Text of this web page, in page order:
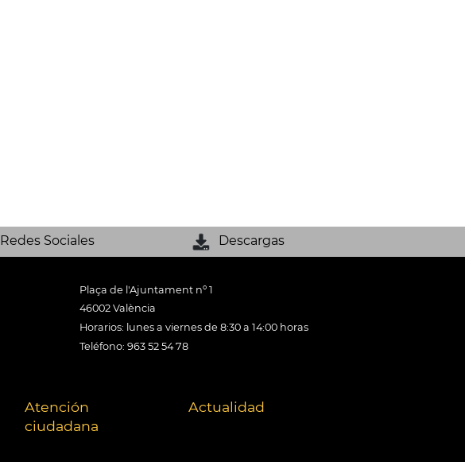
Redes Sociales Descargas
Plaça de l'Ajuntament nº 1
46002 València
Horarios: lunes a viernes de 8:30 a 14:00 horas
Teléfono: 963 52 54 78
Atención
ciudadana
Actualidad